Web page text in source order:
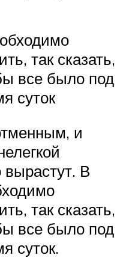
так сказать,
все было под
суток
и
вырастут. В
так сказать,
все было под
суток.